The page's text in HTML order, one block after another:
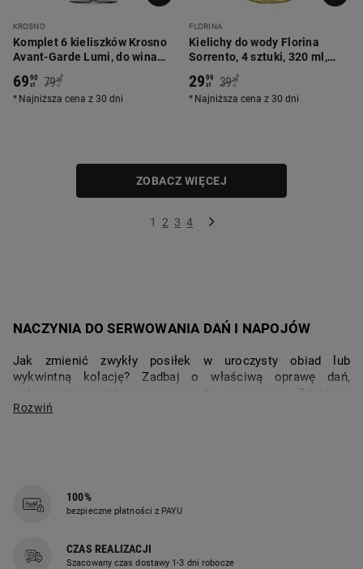
KROSNO
Komplet 6 kieliszków Krosno
Avant-Garde Lumi, do wina
czerwonego, 550 ml
6990
zł 79 90
zł
*
Najniższa cena z 30 dni
FLORINA
Kielichy do wody Florina
Sorrento, 4 sztuki, 320 ml,
2999
zł 39 99
zł
*
Najniższa cena z 30 dni
ZOBACZ WIĘCEJ
1 2 3 4
NACZYNIA DO SERWOWANIA DAŃ I NAPOJÓW
Jak zmienić zwykły posiłek w uroczysty obiad lub
wykwintną kolację? Zadbaj o właściwą oprawę dań,
wykorzystując stylowe naczynia do serwowania. Zdobione
talerze obiadowe, dekoracyjny półmisek czy gustowne
NIEZBĘDNE KUCHENNE AKCESORIA – KUBEK,
W każdej kuchni obowiązkowo powinno znaleźć się miejsce
100%
bezpieczne płatności z PAYU
CZAS REALIZACJI
Szacowany czas dostawy 1-3 dni robocze